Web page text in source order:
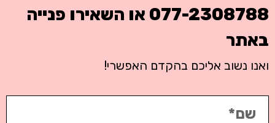
077-2308788 או השאירו פנייה
באתר
ואנו נשוב אליכם בהקדם האפשרי!